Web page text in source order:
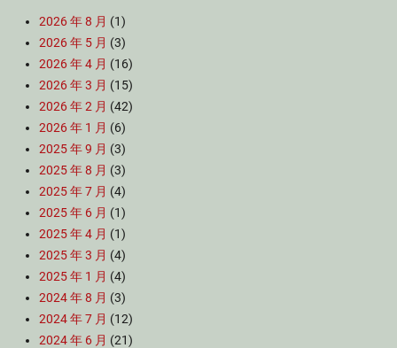
2026 年 8 月 (1)
2026 年 5 月 (3)
2026 年 4 月 (16)
2026 年 3 月 (15)
2026 年 2 月 (42)
2026 年 1 月 (6)
2025 年 9 月 (3)
2025 年 8 月 (3)
2025 年 7 月 (4)
2025 年 6 月 (1)
2025 年 4 月 (1)
2025 年 3 月 (4)
2025 年 1 月 (4)
2024 年 8 月 (3)
2024 年 7 月 (12)
2024 年 6 月 (21)